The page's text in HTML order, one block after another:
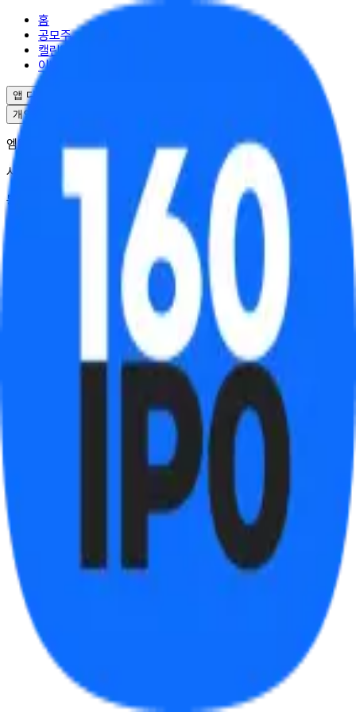
홈
공모주
캘린더
이벤트
앱 다운로드
개인정보처리방침
엠엘투자자문(주) | 대표 윤도선
사업자등록번호 : 341-88-02703
통신판매업 : 2025-서울강남-04995
서울특별시 강남구 역삼로17길 10
대표번호 : 02-6949-0045
© ML Investment Advisory Co.,Ltd. All Rights Reserved.